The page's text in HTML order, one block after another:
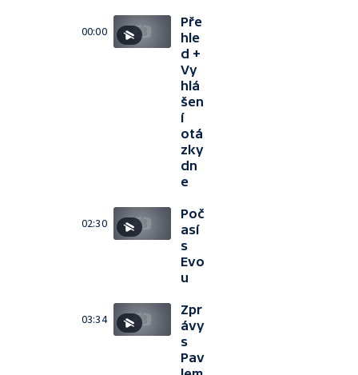
00:00
Pře
hle
d +
Vy
hlá
šen
í
otá
zky
dn
e
02:30
Poč
así
s
Evo
u
03:34
Zpr
ávy
s
Pav